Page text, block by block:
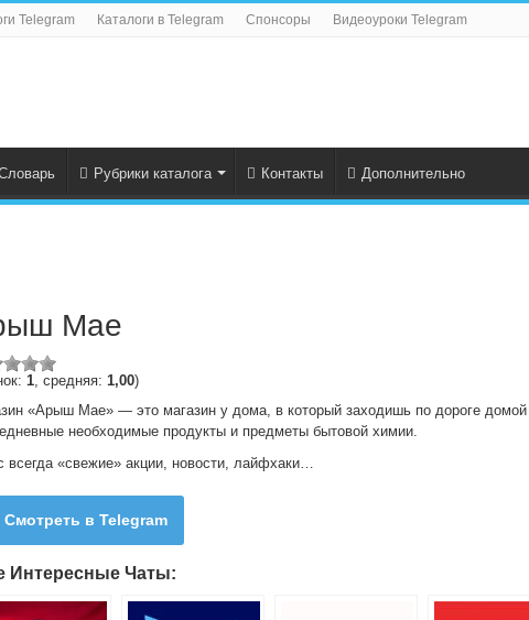
Telegram Каталоги в Telegram Спонсоры Видеоуроки Telegram
Рубрики каталога Контакты Дополнительно
Мае
1, средняя: 1,00)
«Арыш Мае» — это магазин у дома, в который заходишь по дороге домой
необходимые продукты и предметы бытовой химии.
всегда «свежие» акции, новости, лайфхаки…
Смотреть в Telegram
Интересные Чаты: